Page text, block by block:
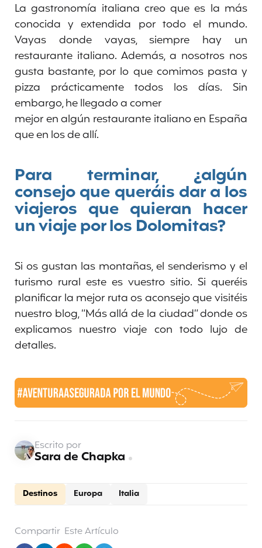
La gastronomía italiana creo que es la más
conocida y extendida por todo el mundo.
Vayas donde vayas, siempre hay un
restaurante italiano. Además, a nosotros nos
gusta bastante, por lo que comimos pasta y
pizza prácticamente todos los días. Sin
embargo, he llegado a comer
mejor en algún restaurante italiano en España
que en los de allí.
Para terminar, ¿algún
consejo que queráis dar a los
viajeros que quieran hacer
un viaje por los Dolomitas?
Si os gustan las montañas, el senderismo y el
turismo rural este es vuestro sitio. Si queréis
planificar la mejor ruta os aconsejo que visitéis
nuestro blog, “Más allá de la ciudad” donde os
explicamos nuestro viaje con todo lujo de
detalles.
Destinos Europa Italia
Escrito por
Sara de Chapka
Compartir Este Artículo